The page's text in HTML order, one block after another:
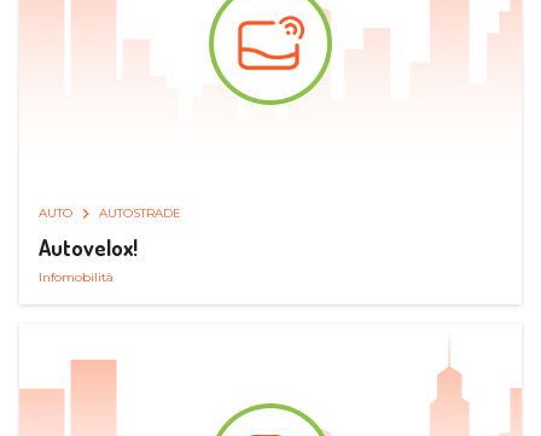
AUTO AUTOSTRADE
Autovelox!
Infomobilità